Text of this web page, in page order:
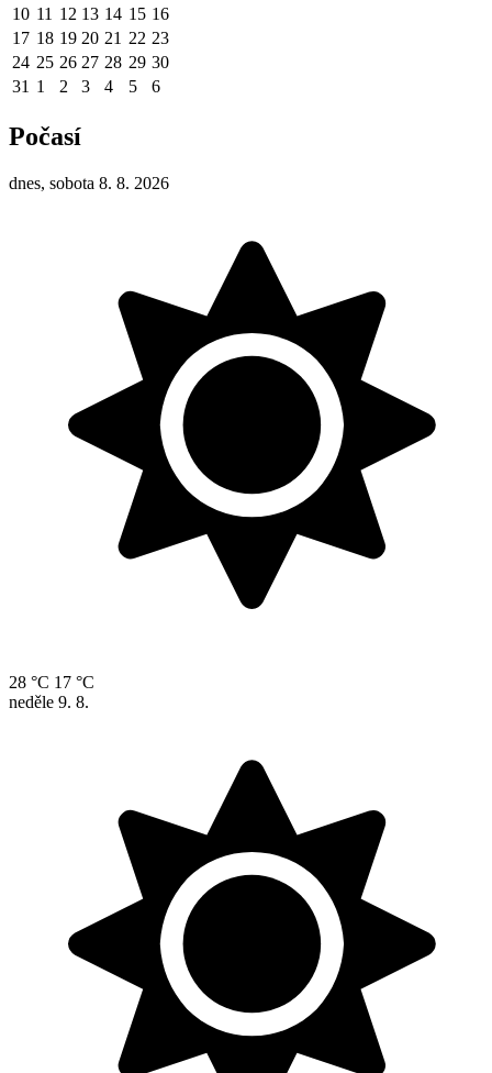
10 11 12 13 14 15 16
17 18 19 20 21 22 23
24 25 26 27 28 29 30
31 1 2 3 4 5 6
Počasí
dnes, sobota 8. 8. 2026
28 °C 17 °C
neděle 9. 8.